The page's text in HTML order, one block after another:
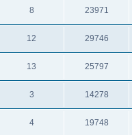
8 23971
12 29746
13 25797
3 14278
4 19748